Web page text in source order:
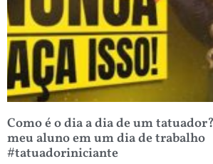
Como é o dia a dia de um
meu aluno em um dia de trabalho
#tatuadoriniciante